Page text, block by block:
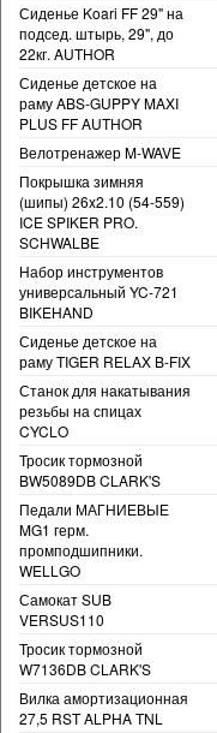
Сиденье Koari FF 29" на
подсед. штырь, 29", до
22кг. AUTHOR
Сиденье детское на
раму ABS-GUPPY MAXI
PLUS FF AUTHOR
Велотренажер M-WAVE
Покрышка зимняя
(шипы) 26x2.10 (54-559)
ICE SPIKER PRO.
SCHWALBE
Набор инструментов
универсальный YC-721
BIKEHAND
Сиденье детское на
раму TIGER RELAX B-FIX
Станок для накатывания
резьбы на спицах
CYCLO
Тросик тормозной
BW5089DB CLARK'S
Педали МАГНИЕВЫЕ
MG1 герм.
промподшипники.
WELLGO
Самокат SUB
VERSUS110
Тросик тормозной
W7136DB CLARK'S
Вилка амортизационная
27,5 RST ALPHA TNL